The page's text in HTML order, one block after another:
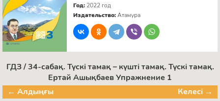
Год: 2022 год
Издательство:Атамура
ГДЗ / 34-сабақ. Түскі тамақ – күшті тамақ. Түскі тамақ.
Ертай Ашықбаев Упражнение 1
← Алдыңғы
Келесі →